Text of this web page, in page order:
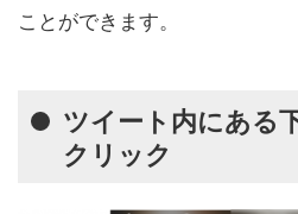
ことができます。
ツイート内にある
クリック